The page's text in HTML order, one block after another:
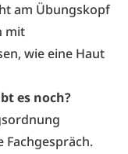
am Übungskopf
mit
wie eine Haut
es noch?